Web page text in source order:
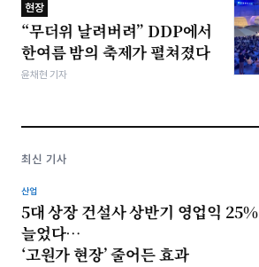
현장
“무더위 날려버려” DDP에서
한여름 밤의 축제가 펼쳐졌다
윤채현 기자
최신 기사
산업
5대 상장 건설사 상반기 영업익 25%
늘었다…
‘고원가 현장’ 줄어든 효과